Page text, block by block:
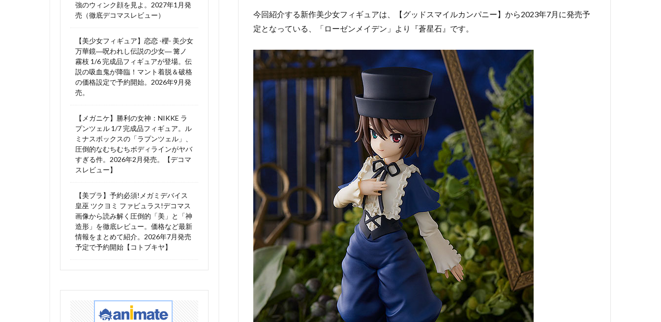
今回紹介する新作美少女フィギュアは、【グッドスマイルカンパニー】から2023年7月に発売予
定となっている、「ローゼンメイデン」より『蒼星石』です。
強のウィンク顔を見よ。2027年1月発
売（徹底デコマスレビュー）
【美少女フィギュア】恋恋 -櫻- 美少女
万華鏡―呪われし伝説の少女― 篝ノ
霧枝 1/6 完成品フィギュアが登場。伝
説の吸血鬼が降臨！マント着脱＆破格
の価格設定で予約開始。2026年9月発
売。
【メガニケ】勝利の女神：NIKKE ラ
プンツェル 1/7 完成品フィギュア。ル
ミナスボックスの「ラプンツェル」、
圧倒的なむちむちボディラインがヤバ
すぎる件。2026年2月発売。【デコマ
スレビュー】
【美プラ】予約必須!メガミデバイス
皇巫 ツクヨミ ファビュラス!デコマス
画像から読み解く圧倒的「美」と「神
造形」を徹底レビュー。価格など最新
情報をまとめて紹介。2026年7月発売
予定で予約開始【コトブキヤ】